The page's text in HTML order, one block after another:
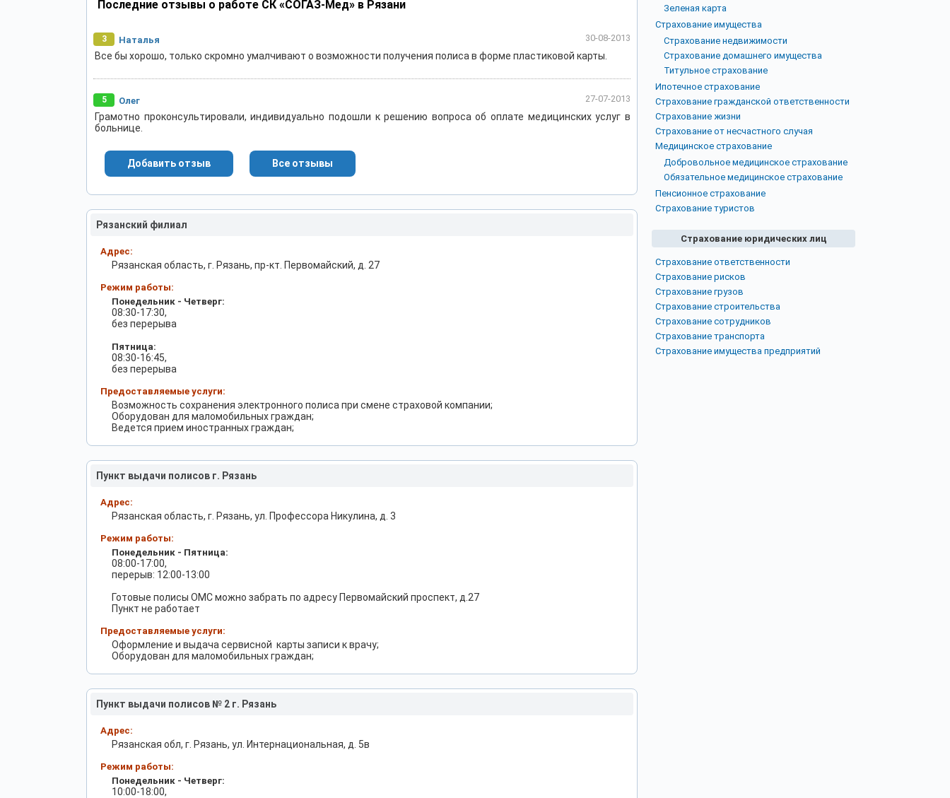
Последние отзывы о работе СК «СОГАЗ-Мед» в Рязани
3 Наталья 30-08-2013
Все бы хорошо, только скромно умалчивают о возможности получения полиса в форме пластиковой карты.
5 Олег 27-07-2013
Грамотно проконсультировали, индивидуально подошли к решению вопроса об оплате медицинских услуг в
больнице.
Добавить отзыв Все отзывы
Рязанский филиал
Адрес:
Рязанская область, г. Рязань, пр-кт. Первомайский, д. 27
Режим работы:
Понедельник - Четверг:
08:30-17:30,
без перерыва
Пятница:
08:30-16:45,
без перерыва
Предоставляемые услуги:
Возможность сохранения электронного полиса при смене страховой компании;
Оборудован для маломобильных граждан;
Ведется прием иностранных граждан;
Пункт выдачи полисов г. Рязань
Адрес:
Рязанская область, г. Рязань, ул. Профессора Никулина, д. 3
Режим работы:
Понедельник - Пятница:
08:00-17:00,
перерыв: 12:00-13:00
Готовые полисы ОМС можно забрать по адресу Первомайский проспект, д.27
Пункт не работает
Предоставляемые услуги:
Оформление и выдача сервисной ​ карты записи к врачу;
Оборудован для маломобильных граждан;
Пункт выдачи полисов № 2 г. Рязань
Адрес:
Рязанская обл, г. Рязань, ул. Интернациональная, д. 5в
Режим работы:
Понедельник - Четверг:
10:00-18:00,
Зеленая карта
Страхование имущества
Страхование недвижимости
Страхование домашнего имущества
Титульное страхование
Ипотечное страхование
Страхование гражданской ответственности
Страхование жизни
Страхование от несчастного случая
Медицинское страхование
Добровольное медицинское страхование
Обязательное медицинское страхование
Пенсионное страхование
Страхование туристов
Страхование юридических лиц
Страхование ответственности
Страхование рисков
Страхование грузов
Страхование строительства
Страхование сотрудников
Страхование транспорта
Страхование имущества предприятий